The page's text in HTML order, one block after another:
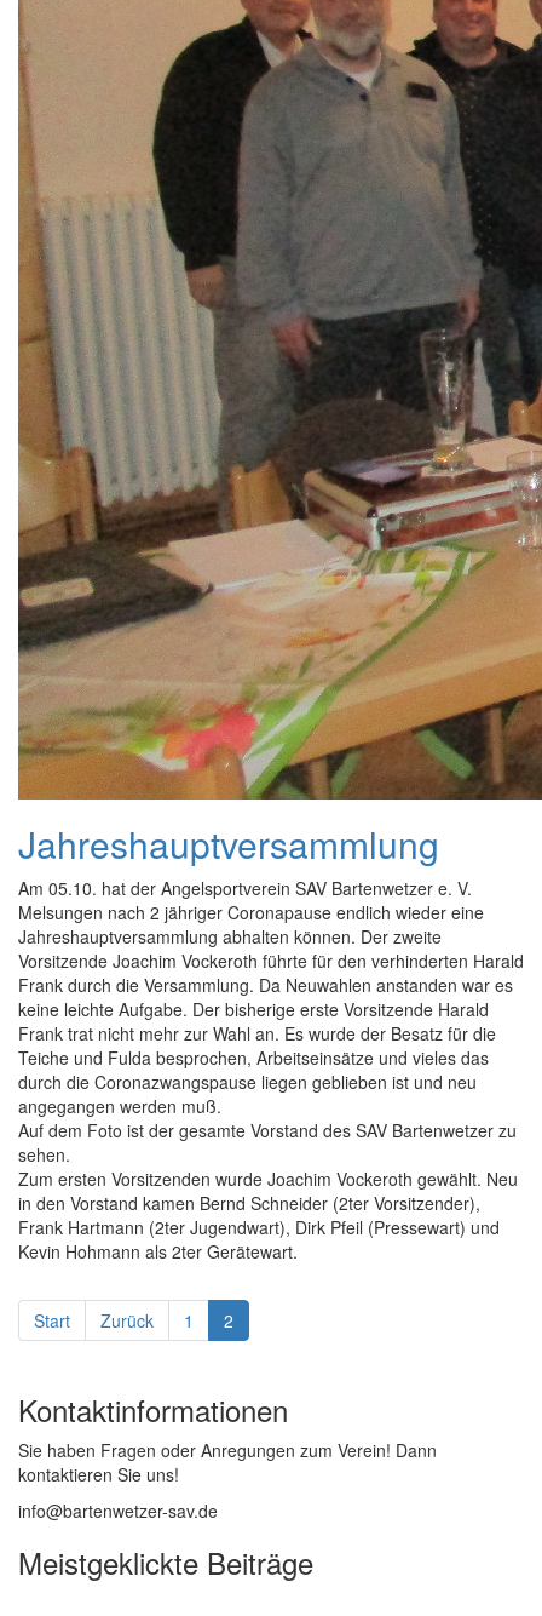
Jahreshauptversammlung
Am 05.10. hat der Angelsportverein SAV Bartenwetzer e. V.
Melsungen nach 2 jähriger Coronapause endlich wieder eine
Jahreshauptversammlung abhalten können. Der zweite
Vorsitzende Joachim Vockeroth führte für den verhinderten Harald
Frank durch die Versammlung. Da Neuwahlen anstanden war es
keine leichte Aufgabe. Der bisherige erste Vorsitzende Harald
Frank trat nicht mehr zur Wahl an. Es wurde der Besatz für die
Teiche und Fulda besprochen, Arbeitseinsätze und vieles das
durch die Coronazwangspause liegen geblieben ist und neu
angegangen werden muß.
Auf dem Foto ist der gesamte Vorstand des SAV Bartenwetzer zu
sehen.
Zum ersten Vorsitzenden wurde Joachim Vockeroth gewählt. Neu
in den Vorstand kamen Bernd Schneider (2ter Vorsitzender),
Frank Hartmann (2ter Jugendwart), Dirk Pfeil (Pressewart) und
Kevin Hohmann als 2ter Gerätewart.
Start Zurück 1 2
Kontaktinformationen
Sie haben Fragen oder Anregungen zum Verein! Dann
kontaktieren Sie uns!
info@bartenwetzer-sav.de
Meistgeklickte Beiträge